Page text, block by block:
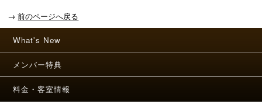
→ 前のページへ戻る
What's New
メンバー特典
料金・客室情報